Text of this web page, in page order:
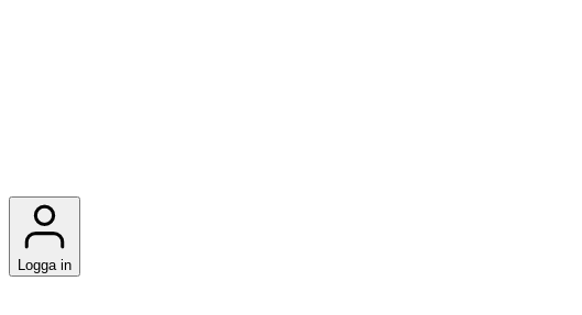
Logga in